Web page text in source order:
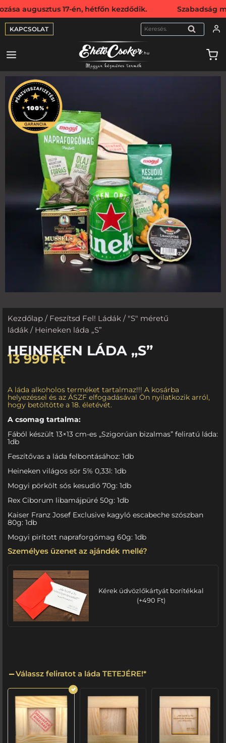
én, hétfőn kezdődik. Szabadság miatt
KAPCSOLAT KERESÉS
Kezdőlap / Feszítsd Fel! Ládák / "S" méretű
ládák / Heineken láda „S”
HEINEKEN LÁDA „S”
13 990Ft
A láda alkoholos terméket tartalmaz!!! A kosárba
helyezéssel és az ÁSZF elfogadásával Ön nyilatkozik arról,
hogy betöltötte a 18. életévét.
A csomag tartalma:
Fából készült 13×13 cm-es „Szigorúan bizalmas” feliratú láda:
1db
Feszítővas a láda felbontásához: 1db
Heineken világos sör 5% 0,33l: 1db
Mogyi pörkölt sós kesudió 70g: 1db
Rex Ciborum libamájpüré 50g: 1db
Kaiser Franz Josef Exclusive kagyló escabeche szószban
80g: 1db
Mogyi pirított napraforgómag 60g: 1db
Személyes üzenet az ajándék mellé?
Kérek üdvözlőkártyát borítékkal
(+490 Ft)
Válassz feliratot a láda TETEJÉRE!*